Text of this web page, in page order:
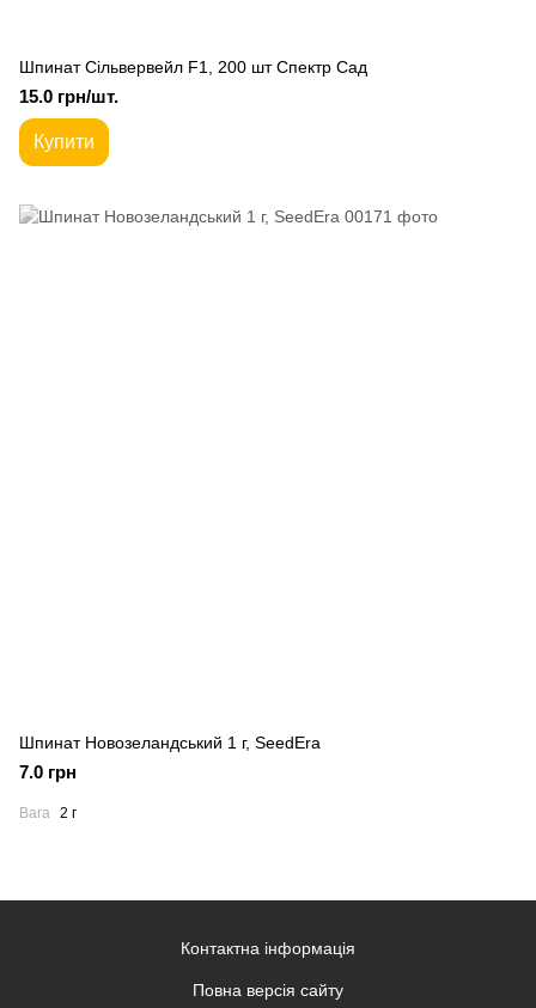
Шпинат Сільвервейл F1, 200 шт Спектр Сад
15.0 грн/шт.
Купити
Шпинат Новозеландський 1 г, SeedEra
7.0 грн
Вага 2 г
Контактна інформація
Повна версія сайту